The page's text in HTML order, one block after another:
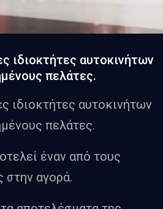
ιδιοκτήτες αυτοκινήτων
πελάτες.
ιδιοκτήτες αυτοκινήτων
πελάτες.
έναν από τους
στην αγορά.